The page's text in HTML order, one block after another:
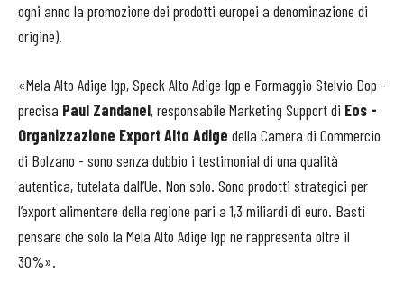
ogni anno la promozione dei prodotti europei a denominazione di
origine).
«Mela Alto Adige Igp, Speck Alto Adige Igp e Formaggio Stelvio Dop -
precisa Paul Zandanel, responsabile Marketing Support di Eos -
Organizzazione Export Alto Adige della Camera di Commercio
di Bolzano - sono senza dubbio i testimonial di una qualità
autentica, tutelata dall’Ue. Non solo. Sono prodotti strategici per
l’export alimentare della regione pari a 1,3 miliardi di euro. Basti
pensare che solo la Mela Alto Adige Igp ne rappresenta oltre il
30%».